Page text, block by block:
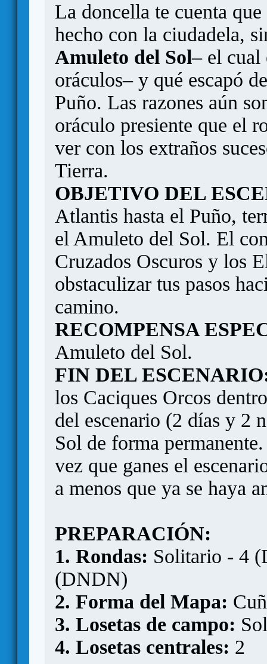
La doncella te cuenta
hecho con la ciudadela,
Amuleto del Sol– el cual
oráculos– y qué escapó
Puño. Las razones aún
oráculo presiente que el
ver con los extraños
Tierra.
OBJETIVO DEL
Atlantis hasta el Puño,
el Amuleto del Sol. El
Cruzados Oscuros y los
obstaculizar tus pasos
camino.
RECOMPENSA
Amuleto del Sol.
FIN DEL
los Caciques Orcos
del escenario (2 días y 2
Sol de forma
vez que ganes el
a menos que ya se haya
PREPARACIÓN:
1. Rondas: Solitario - 4
(DNDN)
2. Forma del Mapa:
3. Losetas de campo:
4. Losetas centrales: 2